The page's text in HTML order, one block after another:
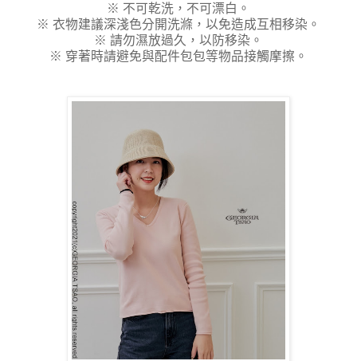
※ 不可乾洗，不可漂白。
※ 衣物建議深淺色分開洗滌，以免造成互相移染。
※ 請勿濕放過久，以防移染。
※ 穿著時請避免與配件包包等物品接觸摩擦。